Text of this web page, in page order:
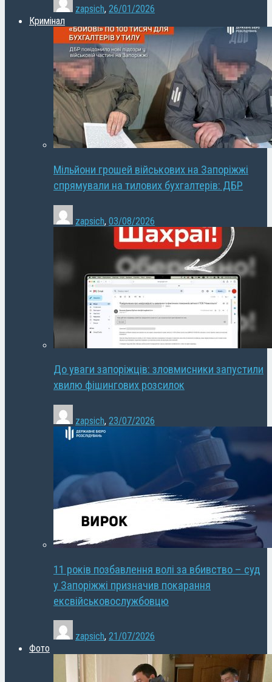
zapsich, 26/01/2026
Кримінал
Мільйони грошей військових на Запоріжжі
спрямували на тилових бухгалтерів: ДБР
zapsich, 03/08/2026
До уваги запоріжців: зловмисники запустили
хвилю фішингових розсилок
zapsich, 23/07/2026
11 років позбавлення волі за вбивство – суд
у Запоріжжі призначив покарання
ексвійськовослужбовцю
zapsich, 21/07/2026
Фото